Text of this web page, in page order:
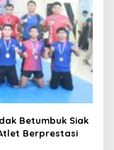
Betumbuk Siak
Berprestasi